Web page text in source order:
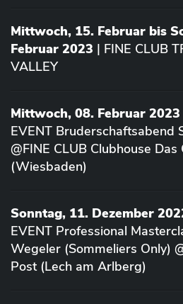
Mittwoch, 15. Februar bis
Februar 2023 | FINE CLUB
VALLEY
Mittwoch, 08. Februar 2023
EVENT Bruderschaftsabend
@FINE CLUB Clubhouse Das
(Wiesbaden)
Sonntag, 11. Dezember
EVENT Professional
Wegeler (Sommeliers Only)
Post (Lech am Arlberg)